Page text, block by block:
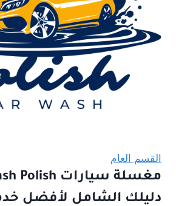
القسم العام
دليلك الشامل لأفضل